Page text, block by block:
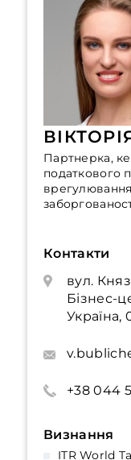
Партнерка,
податкового
Контакти
вул.
Бізнес-
Україна,
+38 044
Визнання
ITR World